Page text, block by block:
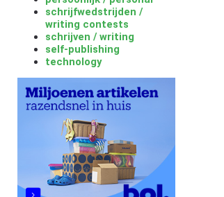
schrijfwedstrijden /
writing contests
schrijven / writing
self-publishing
technology